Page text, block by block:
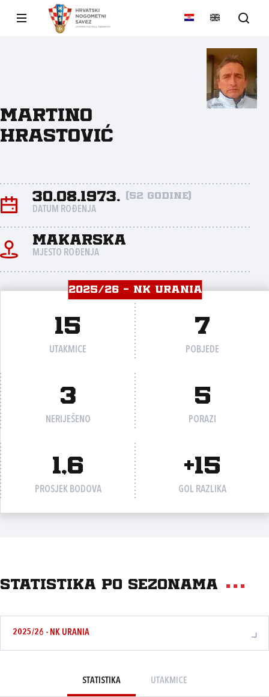
Martino
Hrastović
30.08.1973. (52 godine)
DATUM ROĐENJA
Makarska
MJESTO ROĐENJA
2025/26 - NK URANIA
15
UTAKMICE
7
POBJEDE
3
NERIJEŠENO
5
PORAZI
1,6
PROSJEK BODOVA
+15
GOL RAZLIKA
Statistika po sezonama
2025/26 - NK URANIA
STATISTIKA UTAKMICE